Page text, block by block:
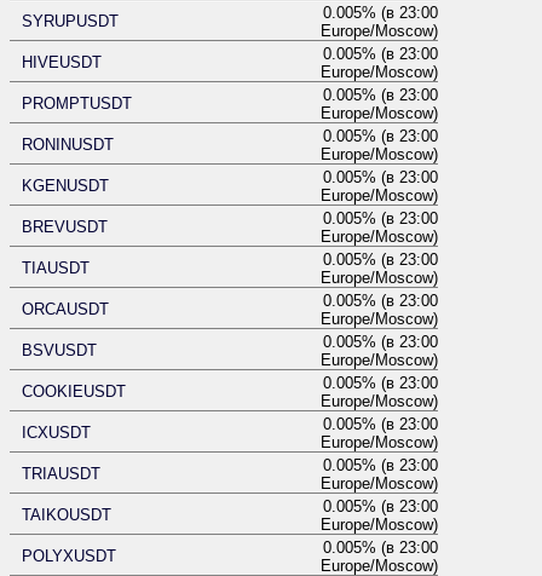
SYRUPUSDT
0.005% (в 23:00
Europe/Moscow)
HIVEUSDT
0.005% (в 23:00
Europe/Moscow)
PROMPTUSDT
0.005% (в 23:00
Europe/Moscow)
RONINUSDT
0.005% (в 23:00
Europe/Moscow)
KGENUSDT
0.005% (в 23:00
Europe/Moscow)
BREVUSDT
0.005% (в 23:00
Europe/Moscow)
TIAUSDT
0.005% (в 23:00
Europe/Moscow)
ORCAUSDT
0.005% (в 23:00
Europe/Moscow)
BSVUSDT
0.005% (в 23:00
Europe/Moscow)
COOKIEUSDT
0.005% (в 23:00
Europe/Moscow)
ICXUSDT
0.005% (в 23:00
Europe/Moscow)
TRIAUSDT
0.005% (в 23:00
Europe/Moscow)
TAIKOUSDT
0.005% (в 23:00
Europe/Moscow)
POLYXUSDT
0.005% (в 23:00
Europe/Moscow)